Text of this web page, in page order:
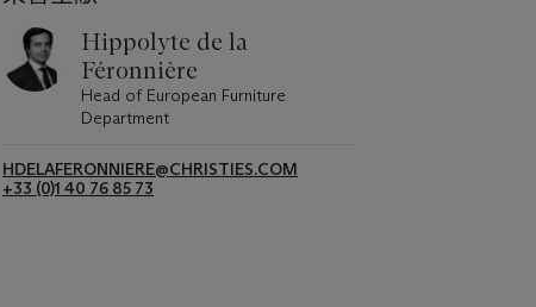
Hippolyte de la
Féronnière
Head of European Furniture
Department
HDELAFERONNIERE@CHRISTIES.COM
+33 (0)1 40 76 85 73